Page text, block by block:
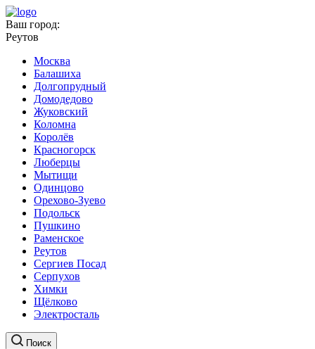
Ваш город:
Реутов
Москва
Балашиха
Долгопрудный
Домодедово
Жуковский
Коломна
Королёв
Красногорск
Люберцы
Мытищи
Одинцово
Орехово-Зуево
Подольск
Пушкино
Раменское
Реутов
Сергиев Посад
Серпухов
Химки
Щёлково
Электросталь
Поиск